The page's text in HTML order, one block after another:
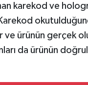
karekod ve
ürünün gerçek
da ürünün